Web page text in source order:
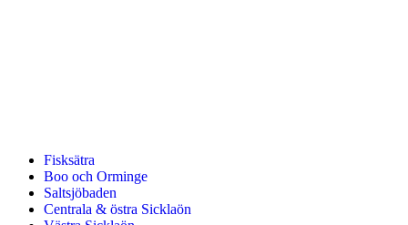
Fisksätra
Boo och Orminge
Saltsjöbaden
Centrala & östra Sicklaön